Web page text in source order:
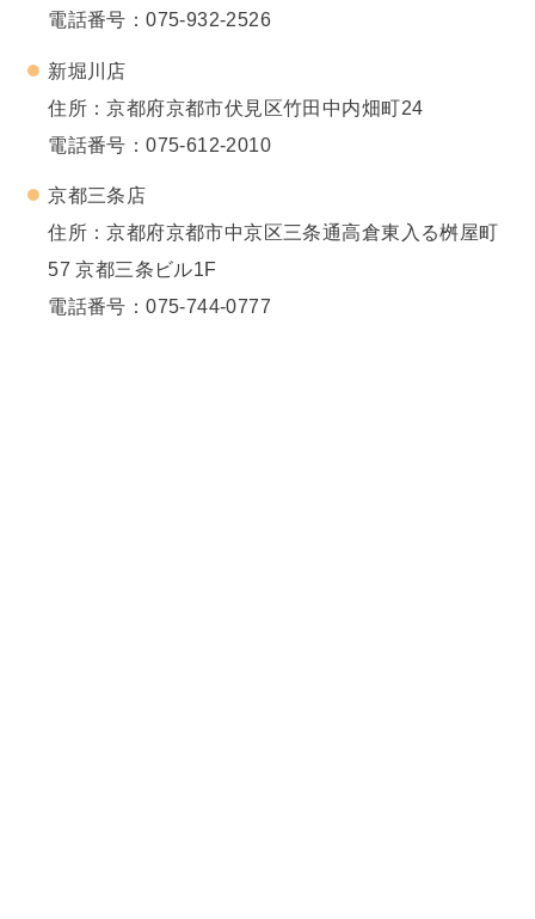
電話番号：075-932-2526
新堀川店
住所：京都府京都市伏見区竹田中内畑町24
電話番号：075-612-2010
京都三条店
住所：京都府京都市中京区三条通高倉東入る桝屋町
57 京都三条ビル1F
電話番号：075-744-0777